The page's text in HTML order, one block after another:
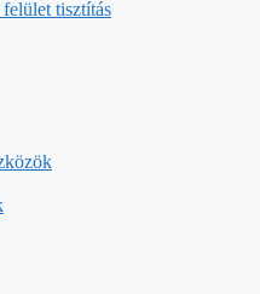
tisztítás